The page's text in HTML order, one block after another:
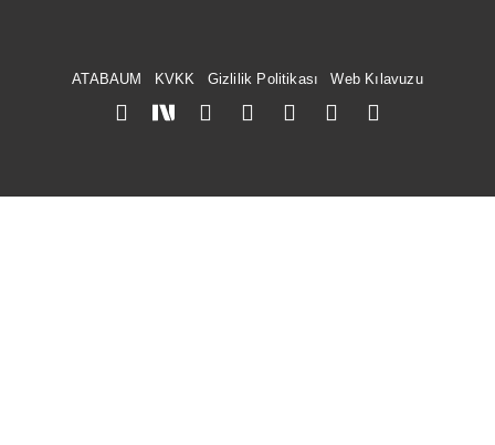
ATABAUM KVKK Gizlilik Politikası Web Kılavuzu